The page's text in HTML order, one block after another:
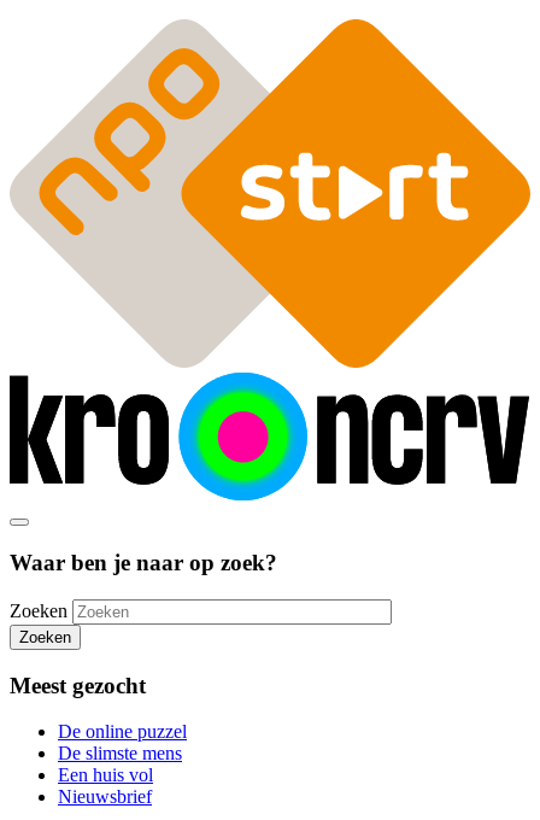
Waar ben je naar op zoek?
Zoeken
Zoeken
Meest gezocht
De online puzzel
De slimste mens
Een huis vol
Nieuwsbrief